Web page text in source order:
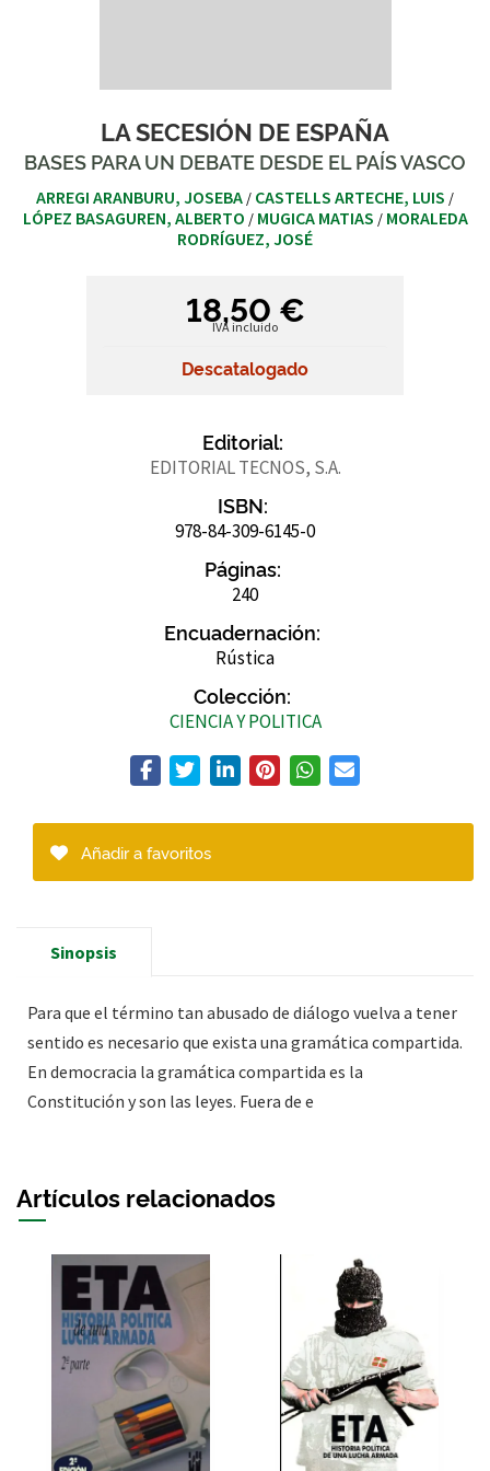
LA SECESIÓN DE ESPAÑA
BASES PARA UN DEBATE DESDE EL PAÍS VASCO
ARREGI ARANBURU, JOSEBA / CASTELLS ARTECHE, LUIS /
LÓPEZ BASAGUREN, ALBERTO / MUGICA MATIAS / MORALEDA
RODRÍGUEZ, JOSÉ
18,50 €
IVA incluido
Descatalogado
Editorial:
EDITORIAL TECNOS, S.A.
ISBN:
978-84-309-6145-0
Páginas:
240
Encuadernación:
Rústica
Colección:
CIENCIA Y POLITICA
Añadir a favoritos
Sinopsis
Para que el término tan abusado de diálogo vuelva a tener
sentido es necesario que exista una gramática compartida.
En democracia la gramática compartida es la
Constitución y son las leyes. Fuera de e
Artículos relacionados